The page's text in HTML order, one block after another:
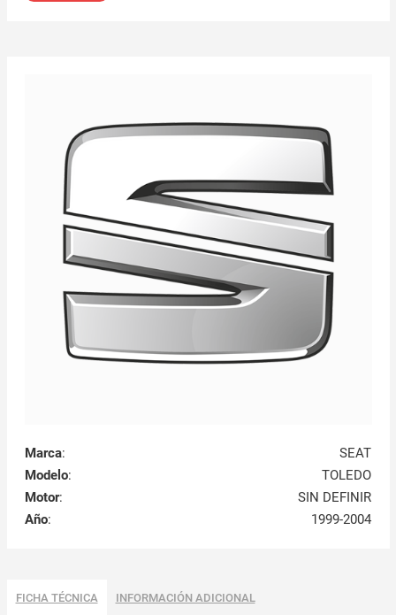
Marca:
SEAT
Modelo:
TOLEDO
Motor:
SIN DEFINIR
Año: 1999-2004
FICHA TÉCNICA INFORMACIÓN ADICIONAL